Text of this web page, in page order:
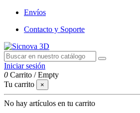
Envíos
Contacto y Soporte
Iniciar sesión
0 Carrito /Empty
Tu carrito
×
No hay artículos en tu carrito